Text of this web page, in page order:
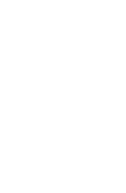
تنهایی استفاده می‌شود به شدت کاسته
جداسازی غشا‌های معدنی را دارند و
به همراه دارند که عملکرد جداسازی بسیار
و مشکلاتی وجود دارد که یکی برهم
نانو ذره در شبکه پلیمری است که
چالش اصلی در این علم انتخاب صحیح
ذرات مطلوب طراحی کنیم که مشکلات ذکر